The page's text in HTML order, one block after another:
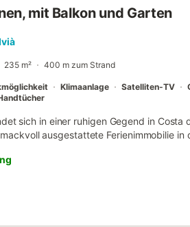
(alle mit Waschbecken
Sonnenliegen und Tischen mit Stühlen
überdachten Terrasse und den Weg
verf...
mit Balkon und Garten
235 m² 400 m zum Strand
Klimaanlage Satelliten-TV
sich in einer ruhigen Gegend in Costa
ausgestattete Ferienimmobilie
und Restaurants sind nur wenige
Meerblick von der oberen Etage 4